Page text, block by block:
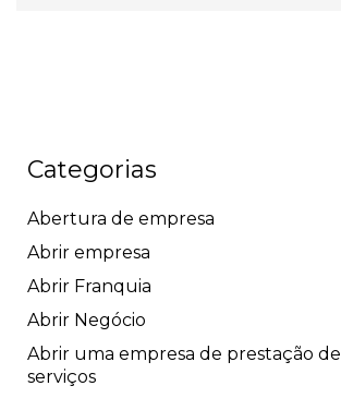
Categorias
Abertura de empresa
Abrir empresa
Abrir Franquia
Abrir Negócio
Abrir uma empresa de prestação de
serviços